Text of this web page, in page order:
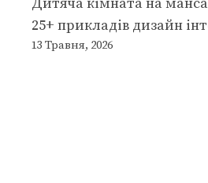
25+ прикладів дизайн
13 Травня, 2026